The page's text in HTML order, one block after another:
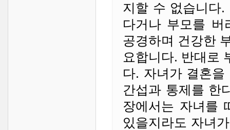
지할 수 없습니다
다거나 부모를 버
공경하며 건강한
요합니다. 반대로
다. 자녀가 결혼
간섭과 통제를 한
장에서는 자녀를
있을지라도 자녀